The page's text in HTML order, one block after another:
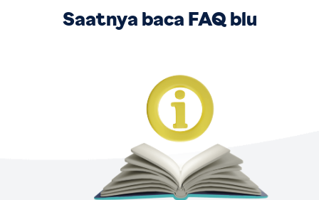
Saatnya baca FAQ blu